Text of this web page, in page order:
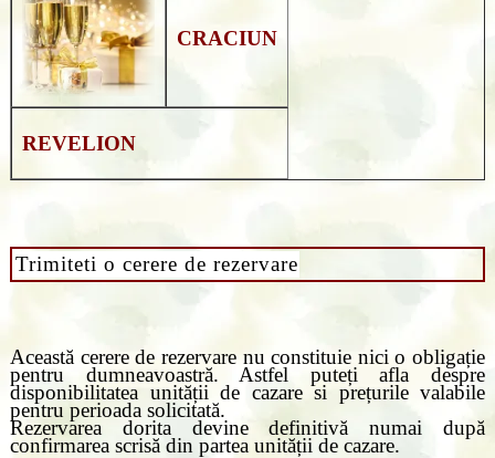
CRACIUN
REVELION
Trimiteti o cerere de rezervare
Această cerere de rezervare nu constituie nici o obligație
pentru dumneavoastră. Astfel puteți afla despre
disponibilitatea unității de cazare si prețurile valabile
pentru perioada solicitată.
Rezervarea dorita devine definitivă numai după
confirmarea scrisă din partea unității de cazare.